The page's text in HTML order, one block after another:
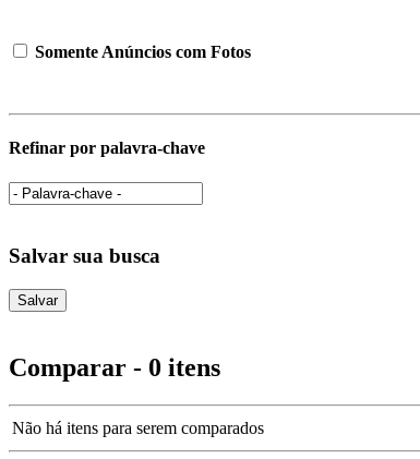
Somente Anúncios com Fotos
Refinar por palavra-chave
Salvar sua busca
Comparar - 0 itens
Não há itens para serem comparados